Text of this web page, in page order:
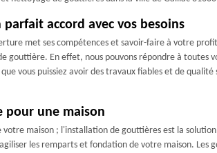
accord avec vos besoins
met ses compétences et savoir-faire à votre
gouttière. En effet, nous pouvons répondre à
vous puissiez avoir des travaux fiables et de
pour une maison
maison ; l'installation de gouttières est la
les remparts et fondation de votre maison.